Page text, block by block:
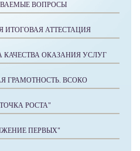
ВОПРОСЫ
ИТОГОВАЯ АТТЕСТАЦИЯ
ОКАЗАНИЯ УСЛУГ
ГРАМОТНОСТЬ. ВСОКО
РОСТА"
ПЕРВЫХ"